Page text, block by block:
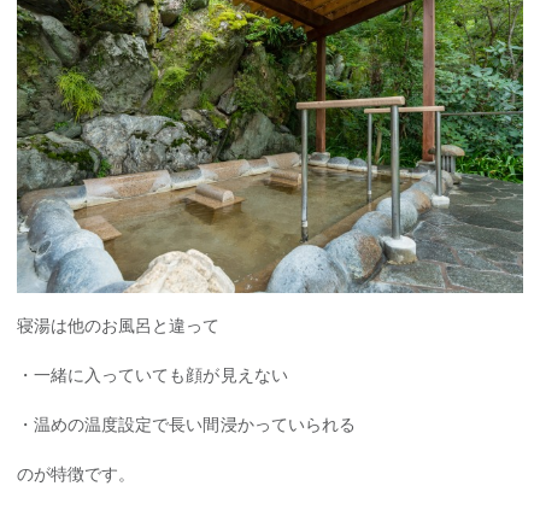
寝湯は他のお風呂と違って
・一緒に入っていても顔が見えない
・温めの温度設定で長い間浸かっていられる
のが特徴です。